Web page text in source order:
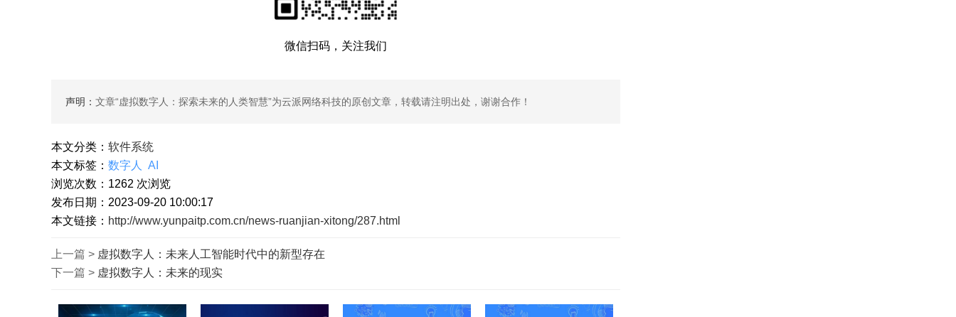
微信扫码，关注我们
声明： 文章“虚拟数字人：探索未来的人类智慧”为云派网络科技的原创文章，转载请注明出处，谢谢合作！
本文分类： 软件系统
本文标签： 数字人
AI
浏览次数： 1262 次浏览
发布日期：2023-09-20 10:00:17
本文链接： http://www.yunpaitp.com.cn/news-ruanjian-xitong/287.html
上一篇 > 虚拟数字人：未来人工智能时代中的新型存在
下一篇 > 虚拟数字人：未来的现实